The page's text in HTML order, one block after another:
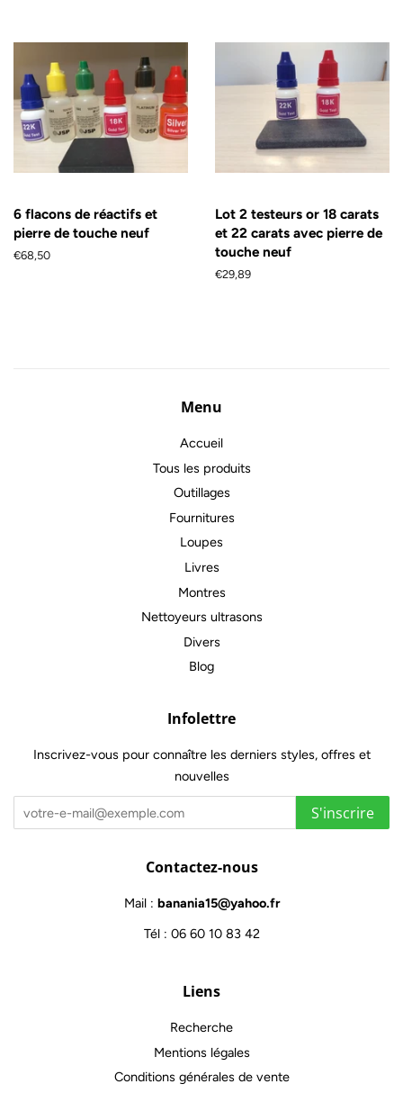
6 flacons de réactifs et
pierre de touche neuf
Prix
€68,50
Lot 2 testeurs or 18 carats
et 22 carats avec pierre de
touche neuf
Prix
€29,89
Menu
Accueil
Tous les produits
Outillages
Fournitures
Loupes
Livres
Montres
Nettoyeurs ultrasons
Divers
Blog
Infolettre
Inscrivez-vous pour connaître les derniers styles, offres et
nouvelles
S'inscrire
Contactez-nous
Mail : banania15@yahoo.fr
Tél : 06 60 10 83 42
Liens
Recherche
Mentions légales
Conditions générales de vente